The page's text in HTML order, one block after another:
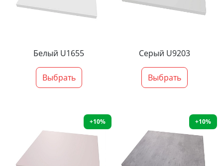
Белый U1655
Выбрать
Серый U9203
Выбрать
+10% +10%